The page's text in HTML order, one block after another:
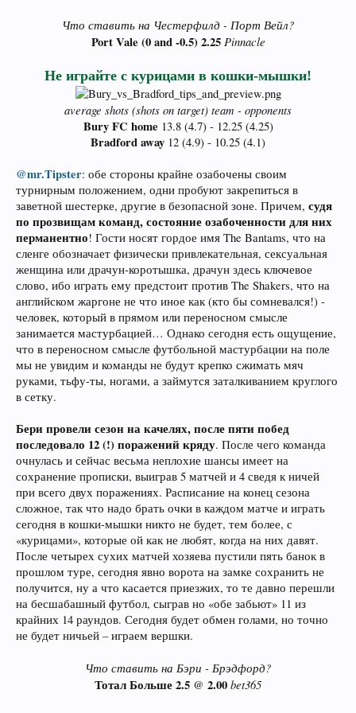
Что ставить на Честерфилд - Порт Вейл?
Port Vale (0 and -0.5) 2.25 Pinnacle
Не играйте с курицами в кошки-мышки!
average shots (shots on target) team - opponents
Bury FC home 13.8 (4.7) - 12.25 (4.25)
Bradford away 12 (4.9) - 10.25 (4.1)​
@mr.Tipster: обе стороны крайне озабочены своим
турнирным положением, одни пробуют закрепиться в
заветной шестерке, другие в безопасной зоне. Причем, судя
по прозвищам команд, состояние озабоченности для них
перманентно! Гости носят гордое имя The Bantams, что на
сленге обозначает физически привлекательная, сексуальная
женщина или драчун-коротышка, драчун здесь ключевое
слово, ибо играть ему предстоит против The Shakers, что на
английском жаргоне не что иное как (кто бы сомневался!) -
человек, который в прямом или переносном смысле
занимается мастурбацией… Однако сегодня есть ощущение,
что в переносном смысле футбольной мастурбации на поле
мы не увидим и команды не будут крепко сжимать мяч
руками, тьфу-ты, ногами, а займутся заталкиванием круглого
в сетку.
Бери провели сезон на качелях, после пяти побед
последовало 12 (!) поражений кряду. После чего команда
очнулась и сейчас весьма неплохие шансы имеет на
сохранение прописки, выиграв 5 матчей и 4 сведя к ничей
при всего двух поражениях. Расписание на конец сезона
сложное, так что надо брать очки в каждом матче и играть
сегодня в кошки-мышки никто не будет, тем более, с
«курицами», которые ой как не любят, когда на них давят.
После четырех сухих матчей хозяева пустили пять банок в
прошлом туре, сегодня явно ворота на замке сохранить не
получится, ну а что касается приезжих, то те давно перешли
на бесшабашный футбол, сыграв но «обе забьют» 11 из
крайних 14 раундов. Сегодня будет обмен голами, но точно
не будет ничьей – играем вершки.
Что ставить на Бэри - Брэдфорд?
Тотал Больше 2.5 @ 2.00 bet365